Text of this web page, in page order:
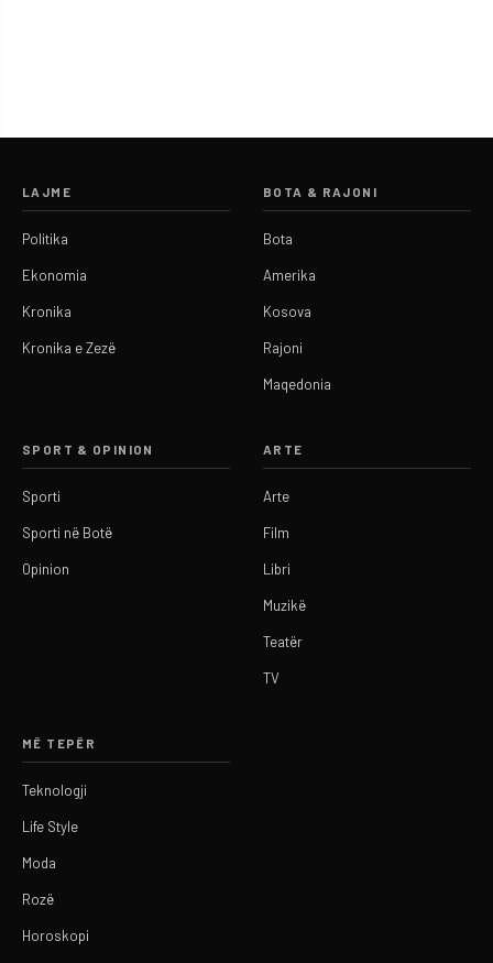
LAJME
Politika
Ekonomia
Kronika
Kronika e Zezë
BOTA & RAJONI
Bota
Amerika
Kosova
Rajoni
Maqedonia
SPORT & OPINION
Sporti
Sporti në Botë
Opinion
ARTE
Arte
Film
Libri
Muzikë
Teatër
TV
MË TEPËR
Teknologji
Life Style
Moda
Rozë
Horoskopi